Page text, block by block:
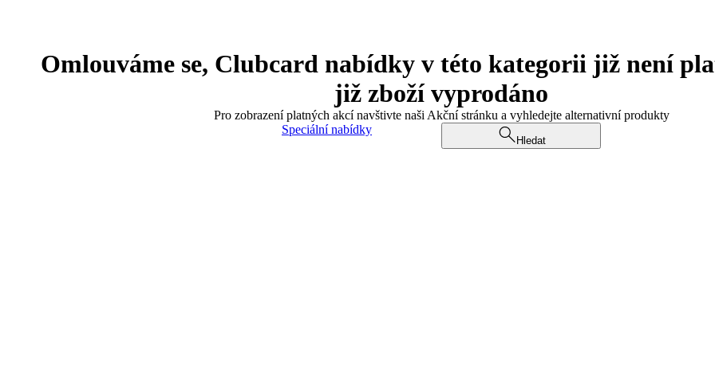
Omlouváme se, Clubcard nabídky v této kategorii již není
již zboží vyprodáno
Pro zobrazení platných akcí navštivte naši Akční stránku a vyhledejte alternativní produkty
Speciální nabídky
Hledat